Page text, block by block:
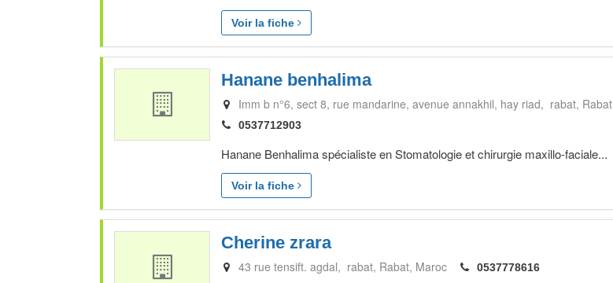
Voir la fiche
Hanane benhalima
Imm b n°6, sect 8, rue mandarine, avenue annakhil, hay riad, rabat Rabat
0537712903
Hanane Benhalima spécialiste en Stomatologie et chirurgie maxillo-faciale...
Voir la fiche
Cherine zrara
43 rue tensift. agdal, rabat Rabat Maroc 0537778616